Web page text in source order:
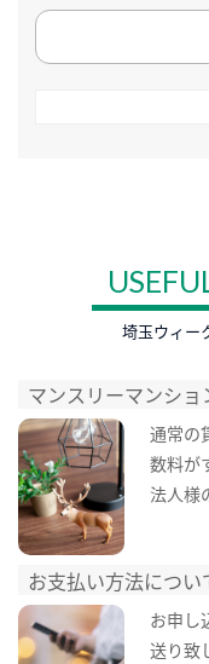
埼玉ウィー
マンスリーマンショ
通常の
数料が
法人様
お支払い方法につい
お申し
送り致